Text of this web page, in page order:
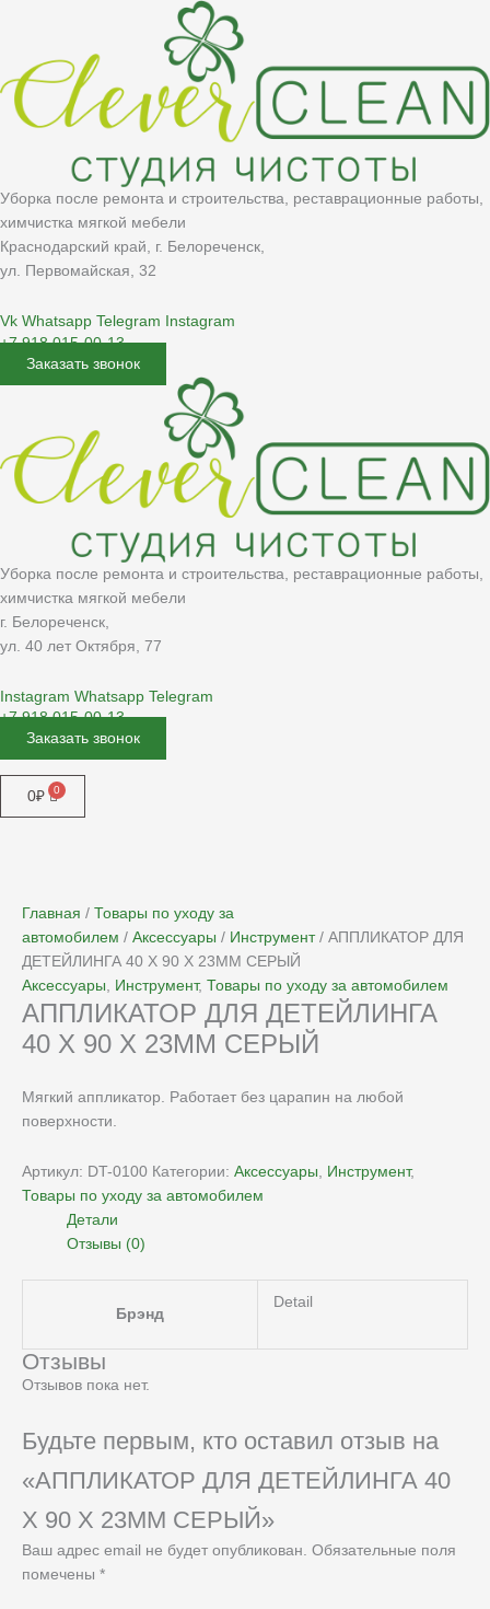
содержимому
Уборка после ремонта и строительства, реставрационные работы,
химчистка мягкой мебели
Краснодарский край, г. Белореченск,
ул. Первомайская, 32
Vk Whatsapp Telegram Instagram
+7 918 015-00-13
Заказать звонок
Уборка после ремонта и строительства, реставрационные работы,
химчистка мягкой мебели
г. Белореченск,
ул. 40 лет Октября, 77
Instagram Whatsapp Telegram
+7 918 015-00-13
Заказать звонок
Меню
0₽
Главная / Товары по уходу за
автомобилем / Аксессуары / Инструмент/ АППЛИКАТОР ДЛЯ
ДЕТЕЙЛИНГА 40 X 90 X 23MM СЕРЫЙ
Аксессуары, Инструмент, Товары по уходу за автомобилем
АППЛИКАТОР ДЛЯ ДЕТЕЙЛИНГА
40 X 90 X 23MM СЕРЫЙ
Мягкий аппликатор. Работает без царапин на любой
поверхности.
Артикул: DT-0100 Категории: Аксессуары, Инструмент,
Товары по уходу за автомобилем
Детали
Отзывы (0)
Брэнд
Detail
Отзывы
Отзывов пока нет.
Будьте первым, кто оставил отзыв на
«АППЛИКАТОР ДЛЯ ДЕТЕЙЛИНГА 40
X 90 X 23MM СЕРЫЙ»
Ваш адрес email не будет опубликован. Обязательные поля
помечены *